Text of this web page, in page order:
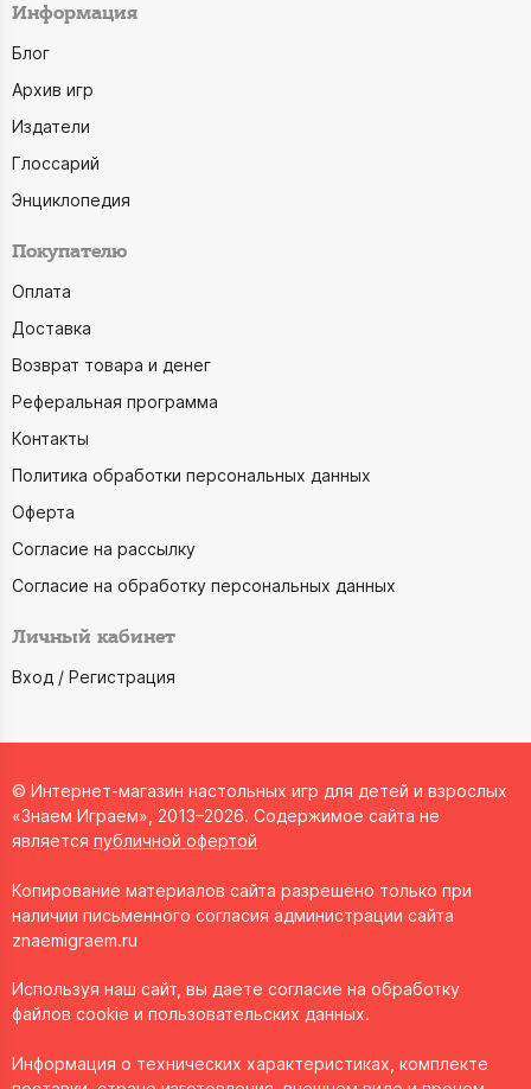
Информация
Блог
Архив игр
Издатели
Глоссарий
Энциклопедия
Покупателю
Оплата
Доставка
Возврат товара и денег
Реферальная программа
Контакты
Политика обработки персональных данных
Оферта
Согласие на рассылку
Согласие на обработку персональных данных
Личный кабинет
Вход / Регистрация
© Интернет-магазин настольных игр для детей и взрослых
«Знаем Играем», 2013–2026. Содержимое сайта не
является публичной офертой
Копирование материалов сайта разрешено только при
наличии письменного согласия администрации сайта
znaemigraem.ru
Используя наш сайт, вы даете согласие на обработку
файлов cookie и пользовательских данных.
Информация о технических характеристиках, комплекте